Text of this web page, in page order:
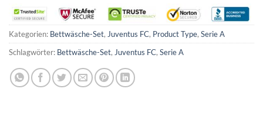
Kategorien: Bettwäsche-Set, Juventus FC, Product Type, Serie A
Schlagwörter: Bettwäsche-Set, Juventus FC, Serie A